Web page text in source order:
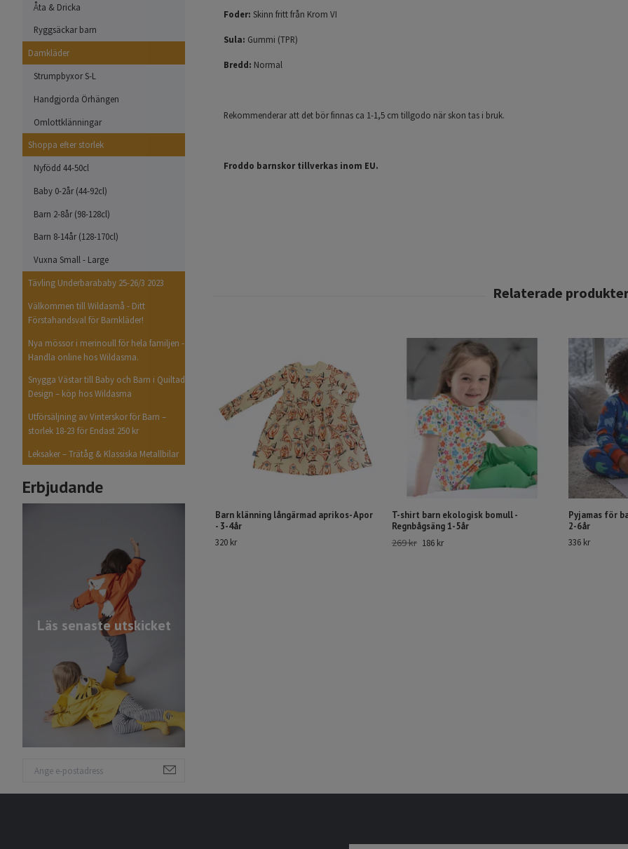
Åta & Dricka
Ryggsäckar barn
Damkläder
Strumpbyxor S-L
Handgjorda Örhängen
Omlottklänningar
Shoppa efter storlek
Nyfödd 44-50cl
Baby 0-2år (44-92cl)
Barn 2-8år (98-128cl)
Barn 8-14år (128-170cl)
Vuxna Small - Large
Tävling Underbarababy 25-26/3 2023
Välkommen till Wildasmå - Ditt
Förstahandsval för Barnkläder!
Nya mössor i merinoull för hela familjen -
Handla online hos Wildasma.
Snygga Västar till Baby och Barn i Quiltad
Design – köp hos Wildasma
Utförsäljning av Vinterskor för Barn –
storlek 18-23 för Endast 250 kr
Leksaker – Trätåg & Klassiska Metallbilar
Erbjudande
Läs senaste utskicket
Foder: Skinn fritt från Krom VI
Sula: Gummi (TPR)
Bredd: Normal
Rekommenderar att det bör finnas ca 1-1,5 cm tillgodo när skon tas i bruk.
Froddo barnskor tillverkas inom EU.
Barn klänning långärmad aprikos- Apor
- 3-4år
320 kr
T-shirt barn ekologisk bomull -
Regnbågsäng 1-5år
269 kr 186 kr
Pyjamas för
2-6år
336 kr